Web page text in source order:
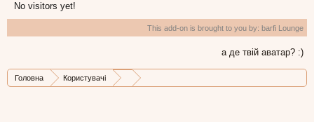
No visitors yet!
This add-on is brought to you by: barfi Lounge
а де твій аватар? :)
Головна Користувачі